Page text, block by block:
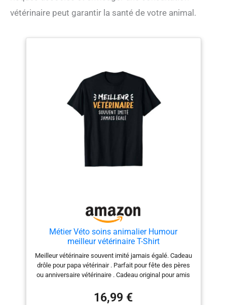
vétérinaire peut garantir la santé de votre animal.
Métier Véto soins animalier Humour
meilleur vétérinaire T-Shirt
Meilleur vétérinaire souvent imité jamais égalé. Cadeau
drôle pour papa vétérinair . Parfait pour fête des pères
ou anniversaire vétérinaire . Cadeau original pour amis
classique, manche à double couture et ourlet à la base
16,99 €